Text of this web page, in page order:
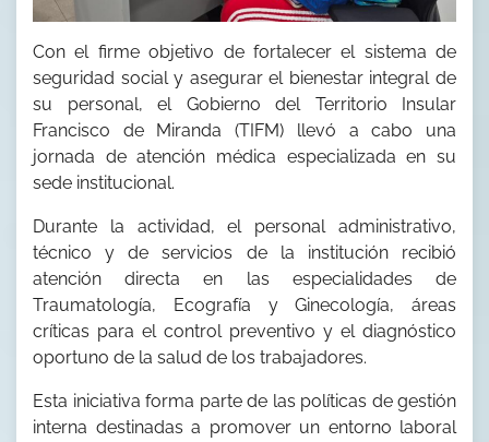
Con el firme objetivo de fortalecer el sistema de
seguridad social y asegurar el bienestar integral de
su personal, el Gobierno del Territorio Insular
Francisco de Miranda (TIFM) llevó a cabo una
jornada de atención médica especializada en su
sede institucional.
Durante la actividad, el personal administrativo,
técnico y de servicios de la institución recibió
atención directa en las especialidades de
Traumatología, Ecografía y Ginecología, áreas
críticas para el control preventivo y el diagnóstico
oportuno de la salud de los trabajadores.
Esta iniciativa forma parte de las políticas de gestión
interna destinadas a promover un entorno laboral